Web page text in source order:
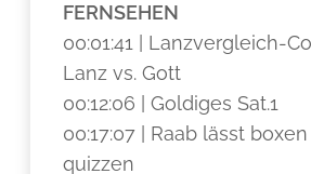
FERNSEHEN
00:01:41 | Lanzvergleich-
Lanz vs. Gott
00:12:06 | Goldiges Sat.1
00:17:07 | Raab lässt
quizzen